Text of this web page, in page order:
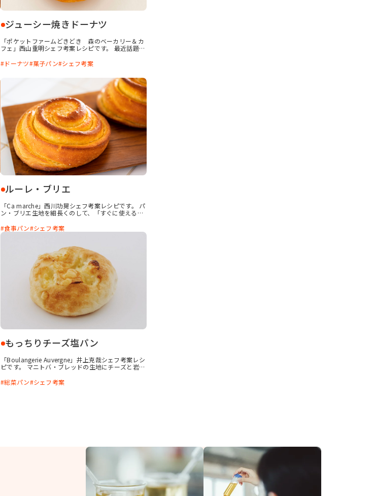
ジューシー焼きドーナツ
「ポケットファームどきどき 森のベーカリー＆カ
フェ」西山重明シェフ考案レシピです。 最近話題の
「すぐに使える かける本バター」を成形時と焼成
時の二度使いにすることで、バターの芳醇な香り
と、揚げドーナツのようなジューシーな仕上がりに
なります。 本捏に「プロファット10」を使用するこ
とで歯切れの良いボリュームのある製品になりま
ドーナツ 菓子パン シェフ考案
ルーレ・ブリエ
「Ca marche」西川功晃シェフ考案レシピです。 パ
ン・ブリエ生地を細長くのして、「すぐに使える
塩とバターの風味が後引くおいしさです。
食事パン シェフ考案
もっちりチーズ塩パン
「Boulangerie Auvergne」井上克哉シェフ考案レシ
ピです。 マニトバ・ブレッドの生地にチーズと岩塩
「すぐに使える かける本バター」を塗ることで油
脂を包まないタイプの塩パンでもバターのコクをプ
総菜パン シェフ考案